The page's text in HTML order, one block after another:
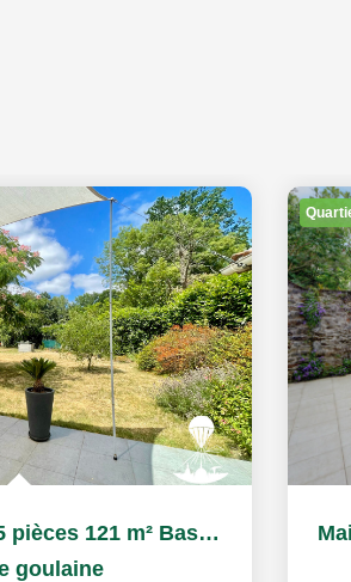
A Vendre Maison 5 pièces 121 m² Basse Goulaine Parcelle 860...
goulaine